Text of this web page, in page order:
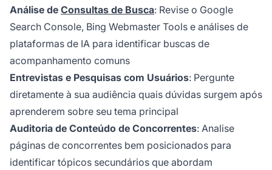
Análise de Consultas de Busca: Revise o Google
Search Console, Bing Webmaster Tools e análises de
plataformas de IA para identificar buscas de
acompanhamento comuns
Entrevistas e Pesquisas com Usuários: Pergunte
diretamente à sua audiência quais dúvidas surgem após
aprenderem sobre seu tema principal
Auditoria de Conteúdo de Concorrentes: Analise
páginas de concorrentes bem posicionados para
identificar tópicos secundários que abordam